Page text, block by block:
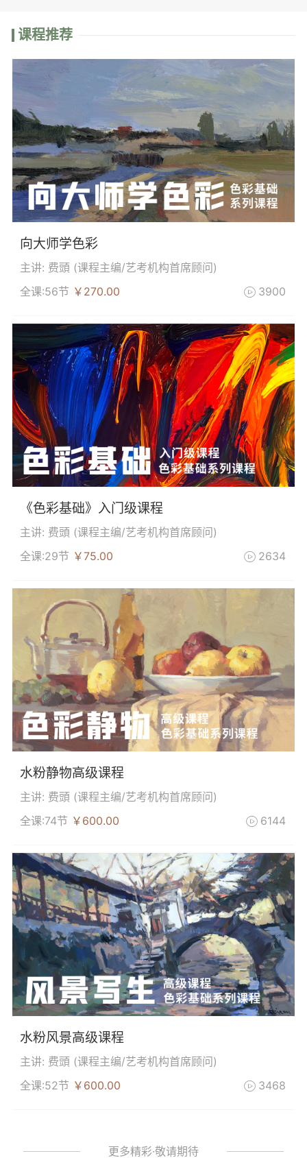
课程推荐
向大师学色彩
主讲: 费頭 (课程主编/艺考机构首席顾问)
全课:56节 ￥270.00  3900
《色彩基础》入门级课程
主讲: 费頭 (课程主编/艺考机构首席顾问)
全课:29节 ￥75.00  2634
水粉静物高级课程
主讲: 费頭 (课程主编/艺考机构首席顾问)
全课:74节 ￥600.00  6144
水粉风景高级课程
主讲: 费頭 (课程主编/艺考机构首席顾问)
全课:52节 ￥600.00  3468
更多精彩·敬请期待